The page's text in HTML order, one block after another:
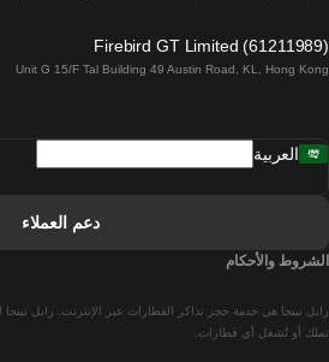
قطارات من لشبونة إلى
Firebird GT Limited (61211989)
Unit G 15/F Tal Building 49 Austin Road, KL, Hong Kong
رايل نينجا هي خدمة حجز تذاكر القطارات عبر الإنترنت. رايل
تملك أو تُشغل أي قطارات.
العربية
دعم العملاء
الشروط والأحكام